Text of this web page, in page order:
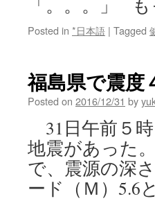
「。。。」 も
Posted in *日本語 | Tagged
福島県で震度
Posted on 2016/12/31 by
31日午前５
地震があった
で、震源の深
ード（Ｍ）5.6